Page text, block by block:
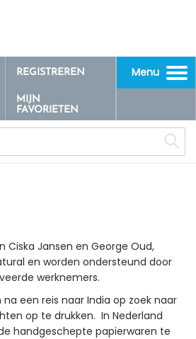
REGISTREREN
MIJN
FAVORIETEN
Toggle
Menu
Ciska Jansen en George Oud,
en worden ondersteund door
werknemers.
een reis naar India op zoek naar
op te drukken. In Nederland
handgeschepte papierwaren te